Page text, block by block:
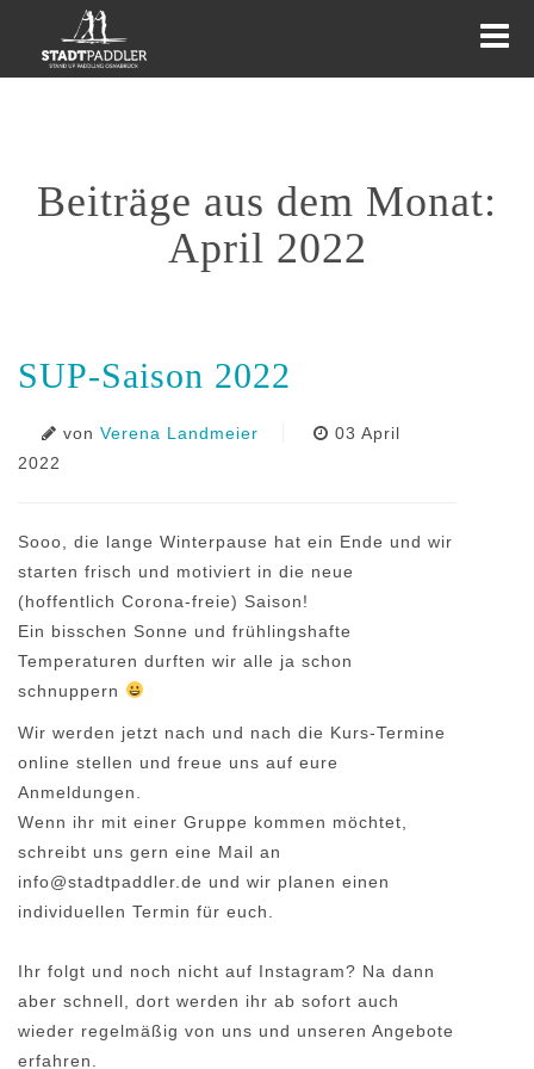
KURSE TOUREN EVENTS
WEITERES AKTUELLES
Beiträge aus dem Monat:
April 2022
SUP-Saison 2022
von Verena Landmeier
03 April
2022
Sooo, die lange Winterpause hat ein Ende und wir
starten frisch und motiviert in die neue
(hoffentlich Corona-freie) Saison!
Ein bisschen Sonne und frühlingshafte
Temperaturen durften wir alle ja schon
schnuppern
Wir werden jetzt nach und nach die Kurs-Termine
online stellen und freue uns auf eure
Anmeldungen.
Wenn ihr mit einer Gruppe kommen möchtet,
schreibt uns gern eine Mail an
info@stadtpaddler.de und wir planen einen
individuellen Termin für euch.
Ihr folgt und noch nicht auf Instagram? Na dann
aber schnell, dort werden ihr ab sofort auch
wieder regelmäßig von uns und unseren Angebote
erfahren.